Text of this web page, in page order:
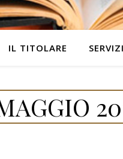
IL TITOLARE SERVIZI